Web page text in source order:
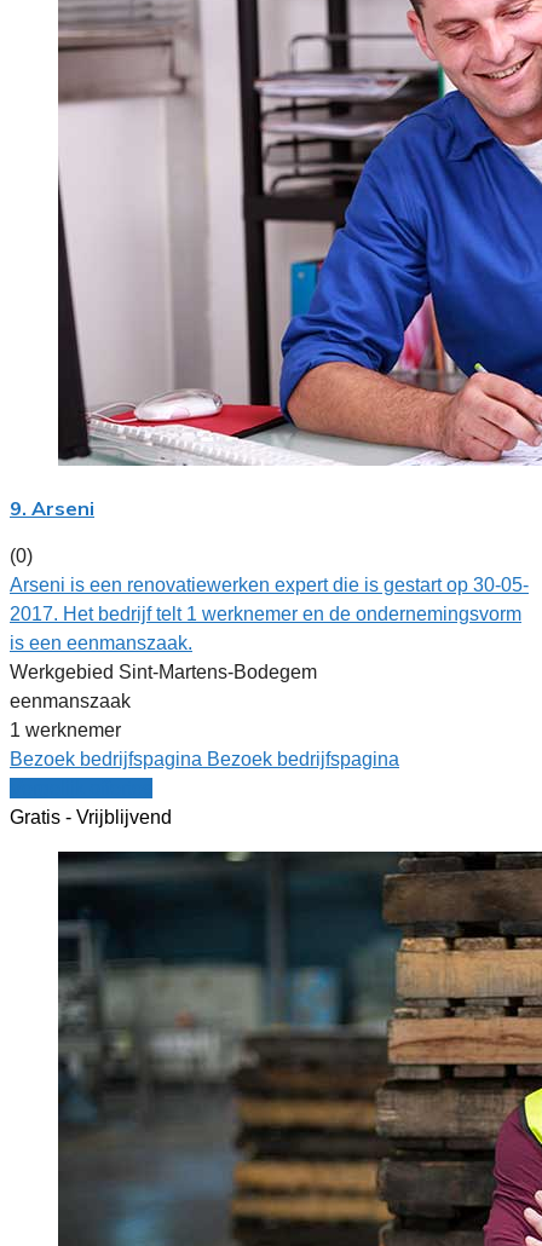
9. Arseni
(0)
Arseni is een renovatiewerken expert die is gestart op 30-05-
2017. Het bedrijf telt 1 werknemer en de ondernemingsvorm
is een eenmanszaak.
Werkgebied Sint-Martens-Bodegem
eenmanszaak
1 werknemer
Bezoek bedrijfspagina Bezoek bedrijfspagina
Gratis - Vrijblijvend